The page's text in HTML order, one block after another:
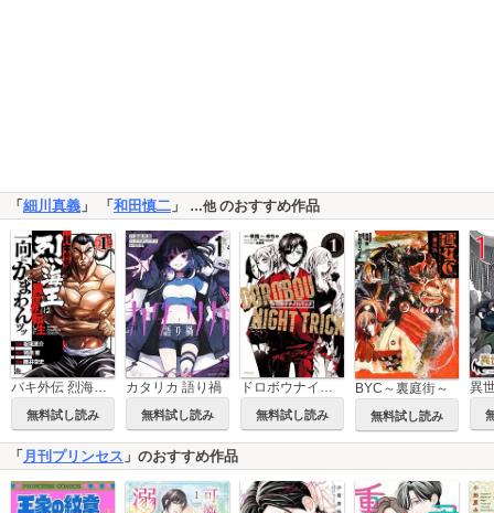
「細川真義 」 「和田慎二 」 …他のおすすめ作品
バキ外伝 烈海王は異世界転生しても一向にかまわんッッ
無料試し読み
カタリカ 語り禍
無料試し読み
ドロボウナイトトリック
無料試し読み
BYC～裏庭街～
無料試し読み
「 月刊プリンセス 」のおすすめ作品